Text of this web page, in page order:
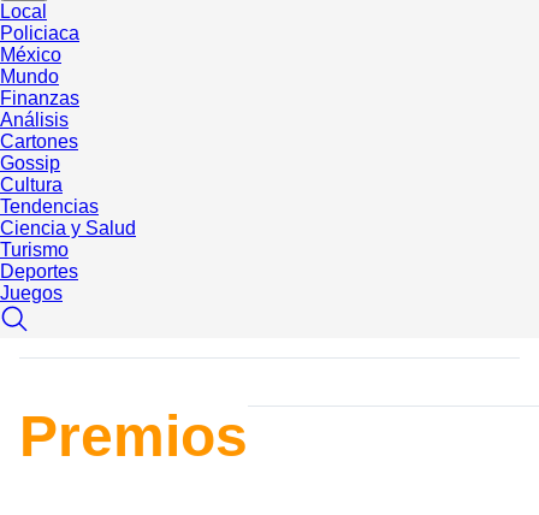
Local
Policiaca
México
Mundo
Finanzas
Análisis
Cartones
Gossip
Cultura
Tendencias
Ciencia y Salud
Turismo
Deportes
Juegos
Premios